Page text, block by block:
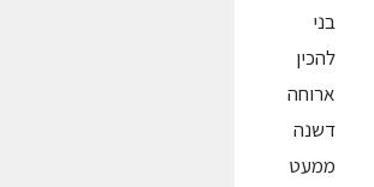
בני
להכין
ארוחה
דשנה
ממעט